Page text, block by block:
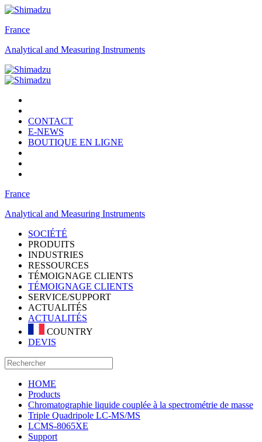
France
Analytical and Measuring Instruments
CONTACT
E-NEWS
BOUTIQUE EN LIGNE
France
Analytical and Measuring Instruments
SOCIÉTÉ
PRODUITS
INDUSTRIES
RESSOURCES
TÉMOIGNAGE CLIENTS
TÉMOIGNAGE CLIENTS
SERVICE/SUPPORT
ACTUALITÉS
ACTUALITÉS
COUNTRY
DEVIS
HOME
Products
Chromatographie liquide couplée à la spectrométrie de masse
Triple Quadripole LC-MS/MS
LCMS-8065XE
Support